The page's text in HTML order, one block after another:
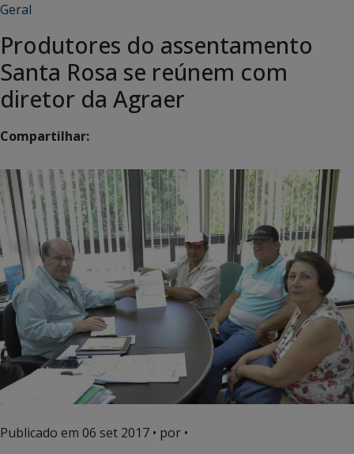
Geral
Produtores do assentamento
Santa Rosa se reúnem com
diretor da Agraer
Compartilhar:
Publicado em 06 set 2017 • por •